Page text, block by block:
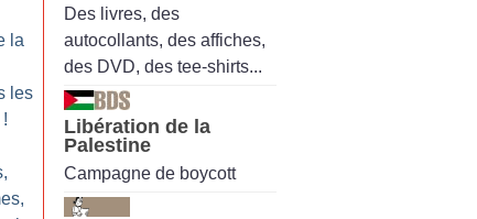
la
les
!
Des livres, des
autocollants, des affiches,
des DVD, des tee-shirts...
Libération de la
Palestine
Campagne de boycott